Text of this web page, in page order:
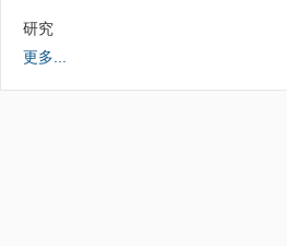
研究
更多...